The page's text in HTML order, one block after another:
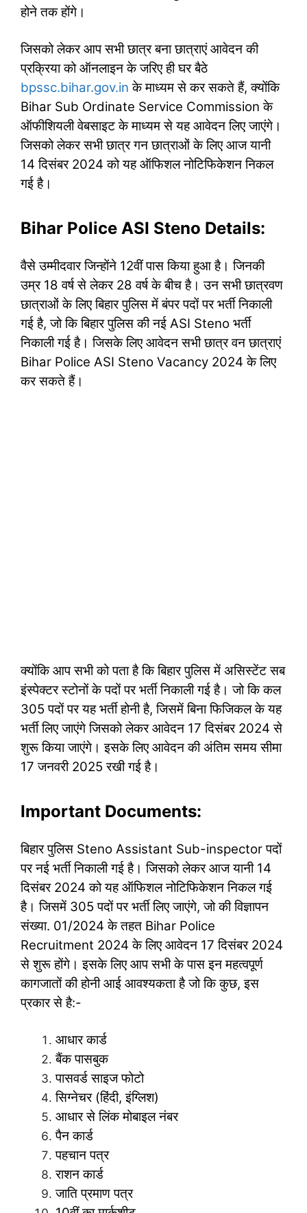
होने तक होंगे।
जिसको लेकर आप सभी छात्र बना छात्राएं आवेदन की
प्रक्रिया को ऑनलाइन के जरिए ही घर बैठे
bpssc.bihar.gov.in के माध्यम से कर सकते हैं, क्योंकि
Bihar Sub Ordinate Service Commission के
ऑफीशियली वेबसाइट के माध्यम से यह आवेदन लिए जाएंगे।
जिसको लेकर सभी छात्र गन छात्राओं के लिए आज यानी
14 दिसंबर 2024 को यह ऑफिशल नोटिफिकेशन निकल
गई है।
Bihar Police ASI Steno Details:
वैसे उम्मीदवार जिन्होंने 12वीं पास किया हुआ है। जिनकी
उम्र 18 वर्ष से लेकर 28 वर्ष के बीच है। उन सभी छात्रवण
छात्राओं के लिए बिहार पुलिस में बंपर पदों पर भर्ती निकाली
गई है, जो कि बिहार पुलिस की नई ASI Steno भर्ती
निकाली गई है। जिसके लिए आवेदन सभी छात्र वन छात्राएं
Bihar Police ASI Steno Vacancy 2024 के लिए
कर सकते हैं।
क्योंकि आप सभी को पता है कि बिहार पुलिस में असिस्टेंट सब
इंस्पेक्टर स्टोनों के पदों पर भर्ती निकाली गई है। जो कि कल
305 पदों पर यह भर्ती होनी है, जिसमें बिना फिजिकल के यह
भर्ती लिए जाएंगे जिसको लेकर आवेदन 17 दिसंबर 2024 से
शुरू किया जाएंगे। इसके लिए आवेदन की अंतिम समय सीमा
17 जनवरी 2025 रखी गई है।
Important Documents:
बिहार पुलिस Steno Assistant Sub-inspector पदों
पर नई भर्ती निकाली गई है। जिसको लेकर आज यानी 14
दिसंबर 2024 को यह ऑफिशल नोटिफिकेशन निकल गई
है। जिसमें 305 पदों पर भर्ती लिए जाएंगे, जो की विज्ञापन
संख्या. 01/2024 के तहत Bihar Police
Recruitment 2024 के लिए आवेदन 17 दिसंबर 2024
से शुरू होंगे। इसके लिए आप सभी के पास इन महत्वपूर्ण
कागजातों की होनी आई आवश्यकता है जो कि कुछ, इस
प्रकार से है:-
आधार कार्ड
बैंक पासबुक
पासवर्ड साइज फोटो
सिग्नेचर (हिंदी, इंग्लिश)
आधार से लिंक मोबाइल नंबर
पैन कार्ड
पहचान पत्र
राशन कार्ड
जाति प्रमाण पत्र